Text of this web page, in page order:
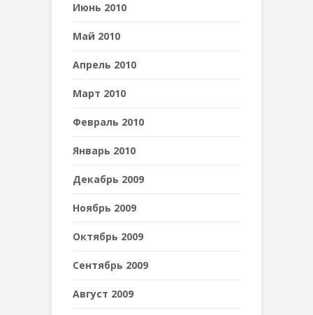
Июнь 2010
Май 2010
Апрель 2010
Март 2010
Февраль 2010
Январь 2010
Декабрь 2009
Ноябрь 2009
Октябрь 2009
Сентябрь 2009
Август 2009